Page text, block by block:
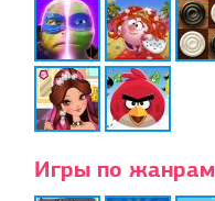
Игры по жанрам